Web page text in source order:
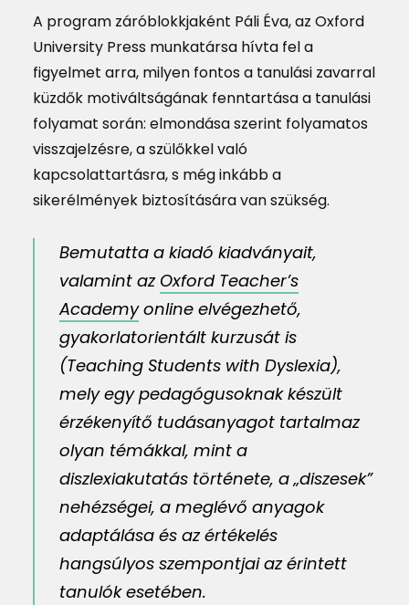
A program záróblokkjaként Páli Éva, az Oxford
University Press munkatársa hívta fel a
figyelmet arra, milyen fontos a tanulási zavarral
küzdők motiváltságának fenntartása a tanulási
folyamat során: elmondása szerint folyamatos
visszajelzésre, a szülőkkel való
kapcsolattartásra, s még inkább a
sikerélmények biztosítására van szükség.
Bemutatta a kiadó kiadványait,
valamint az Oxford Teacher’s
Academyonline elvégezhető,
gyakorlatorientált kurzusát is
(Teaching Students with Dyslexia),
mely egy pedagógusoknak készült
érzékenyítő tudásanyagot tartalmaz
olyan témákkal, mint a
diszlexiakutatás története, a „diszesek”
nehézségei, a meglévő anyagok
adaptálása és az értékelés
hangsúlyos szempontjai az érintett
tanulók esetében.